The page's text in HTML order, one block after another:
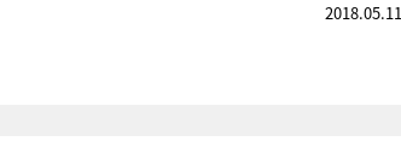
2018.05.11